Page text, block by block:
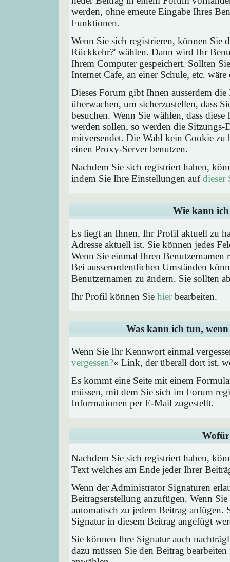
werden, ohne erneute Eingabe Ihres
Funktionen.
Wenn Sie sich registrieren, können Sie
Rückkehr?' wählen. Dann wird Ihr
Ihrem Computer gespeichert. Sollten
Internet Cafe, an einer Schule, etc.
Dieses Forum gibt Ihnen ausserdem
überwachen, um sicherzustellen, dass
besuchen. Wenn Sie wählen, dass
werden sollen, so werden die
mitversendet. Die Wahl kein Cookie zu
einen Proxy-Server benutzen.
Nachdem Sie sich registriert haben,
indem Sie Ihre Einstellungen aufdieser
Wie kann
Es liegt an Ihnen, Ihr Profil aktuell zu
Adresse aktuell ist. Sie können jedes
Wenn Sie einmal Ihren
Bei ausserordentlichen Umständen
Benutzernamen zu ändern. Sie sollten
Ihr Profil können Sie hierbearbeiten.
Was kann ich tun, wenn
Wenn Sie Ihr Kennwort einmal
vergessen?« Link, der überall dort ist,
Es kommt eine Seite mit einem
müssen, mit dem Sie sich im Forum
Informationen per E-Mail zugestellt.
Nachdem Sie sich registriert haben,
Text welches am Ende jeder Ihrer
Wenn der Administrator Signaturen
Beitragserstellung anzufügen. Wenn
automatisch zu jedem Beitrag
Signatur in diesem Beitrag angefügt
Sie können Ihre Signatur auch
dazu müssen Sie den Beitrag